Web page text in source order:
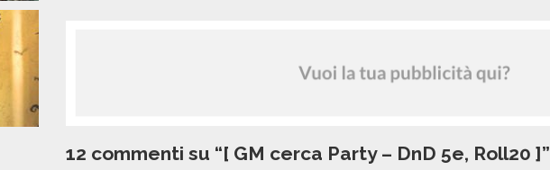
12 commenti su “[ GM cerca Party – DnD 5e, Roll20 ]”